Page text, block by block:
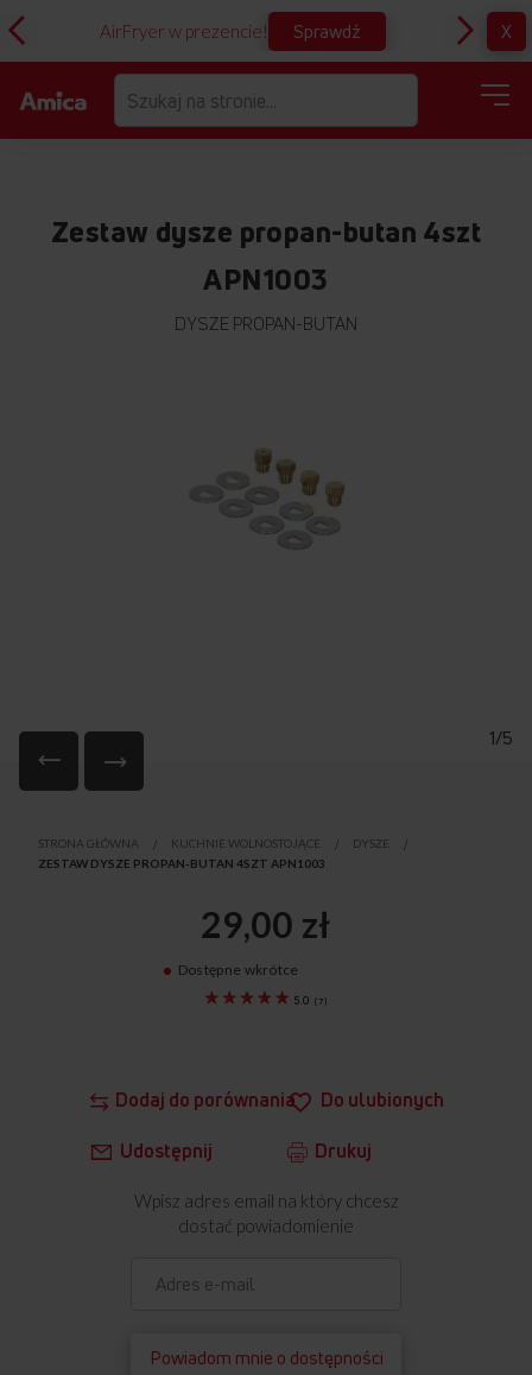
AirFryer w prezencie! Sprawdź X
Zestaw dysze propan-butan 4szt
APN1003
DYSZE PROPAN-BUTAN
1/5
początek
STRONA GŁÓWNA KUCHNIE WOLNOSTOJĄCE
DYSZE
ZESTAW DYSZE PROPAN-BUTAN 4SZT APN1003
Dodaj do porównania Do ulubionych
Udostępnij Drukuj
5.0 ( 7)
29,00 zł
Dostępne wkrótce
Wpisz adres email na który chcesz
dostać powiadomienie
Powiadom mnie o dostępności